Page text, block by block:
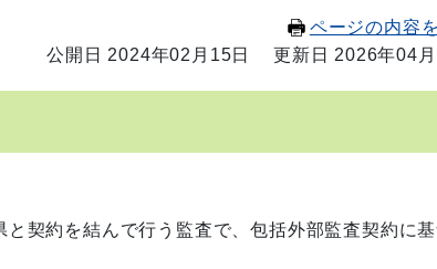
ページの内容
公開日 2024年02月15日
更新日 2026年04月
契約を結んで行う監査で、包括外部監査契約に基